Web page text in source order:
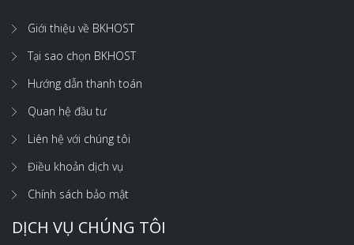
Giới thiệu về BKHOST
Tại sao chọn BKHOST
Hướng dẫn thanh toán
Quan hệ đầu tư
Liên hệ với chúng tôi
Điều khoản dịch vụ
Chính sách bảo mật
DỊCH VỤ CHÚNG TÔI